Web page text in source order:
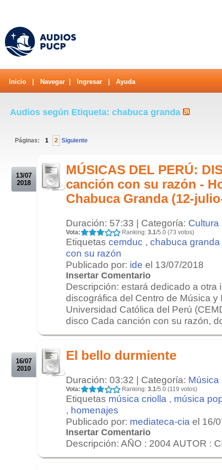
Inicio Navegar Ingresar Ayuda
Audios según Etiqueta: chabuca granda
Páginas: 1 2 Siguiente
13/07
2018
MÚSICAS DEL PERÚ:
canción con su razón -
Chabuca Granda (12-
Duración: 57:33 | Categoría: Cultura
Vota: Ranking: 3.1/5.0 (73 votos)
Etiquetas cemduc , chabuca granda
con su razón
Publicado por: ide el 13/07/2018
Insertar Comentario
Descripción: estará dedicado a otra
discográfica del Centro de Música y
Universidad Católica del Perú
disco Cada canción con su razón,
16/07
2010
El bello durmiente
Duración: 03:32 | Categoría: Música
Vota: Ranking: 3.1/5.0 (119 votos)
Etiquetas música criolla , música
, homenajes
Publicado por: mediateca-cia el 16/
Insertar Comentario
Descripción: AÑO : 2004 AUTOR :